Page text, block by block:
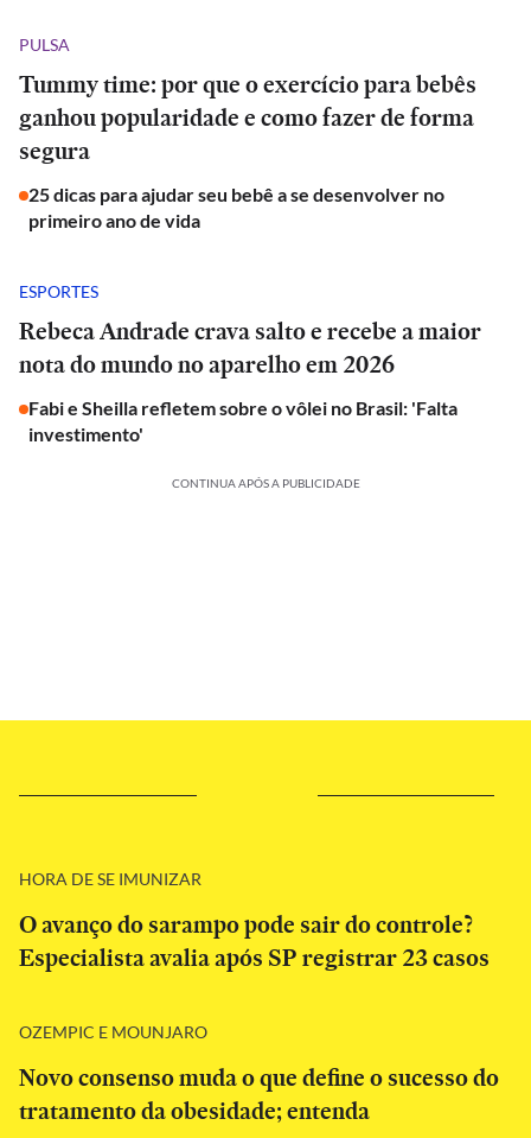
PULSA
Tummy time: por que o exercício para bebês
ganhou popularidade e como fazer de forma
segura
25 dicas para ajudar seu bebê a se desenvolver no
primeiro ano de vida
ESPORTES
Rebeca Andrade crava salto e recebe a maior
nota do mundo no aparelho em 2026
Fabi e Sheilla refletem sobre o vôlei no Brasil: 'Falta
investimento'
CONTINUA APÓS A PUBLICIDADE
HORA DE SE IMUNIZAR
O avanço do sarampo pode sair do controle?
Especialista avalia após SP registrar 23 casos
OZEMPIC E MOUNJARO
Novo consenso muda o que define o sucesso do
tratamento da obesidade; entenda